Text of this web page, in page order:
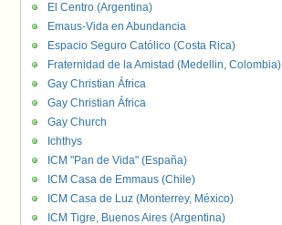
El Centro (Argentina)
Emaus-Vida en Abundancia
Espacio Seguro Católico (Costa Rica)
Fraternidad de la Amistad (Medellin, Colombia)
Gay Christian África
Gay Christian África
Gay Church
Ichthys
ICM "Pan de Vida" (España)
ICM Casa de Emmaus (Chile)
ICM Casa de Luz (Monterrey, México)
ICM Tigre, Buenos Aires (Argentina)